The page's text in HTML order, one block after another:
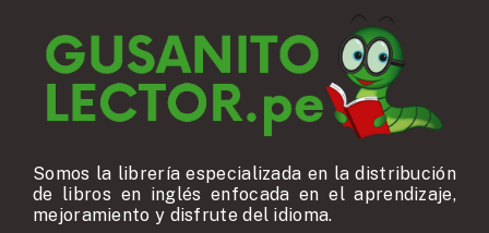
Somos la librería especializada en la distribución
de libros en inglés enfocada en el aprendizaje,
mejoramiento y disfrute del idioma.